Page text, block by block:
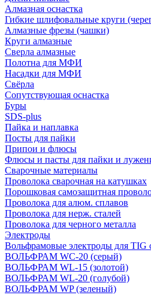
Алмазная оснастка
Гибкие шлифовальные круги
Алмазные фрезы (чашки)
Круги алмазные
Сверла алмазные
Полотна для МФИ
Насадки для МФИ
Свёрла
Сопутствующая оснастка
Буры
SDS-plus
Пайка и наплавка
Посты для пайки
Припои и флюсы
Флюсы и пасты для пайки и
Сварочные материалы
Проволока сварочная на катушках
Порошковая самозащитная
Проволока для алюм. сплавов
Проволока для нерж. сталей
Проволока для черного металла
Электроды
Вольфрамовые электроды для TIG
ВОЛЬФРАМ WC-20 (серый)
ВОЛЬФРАМ WL-15 (золотой)
ВОЛЬФРАМ WL-20 (голубой)
ВОЛЬФРАМ WP (зеленый)